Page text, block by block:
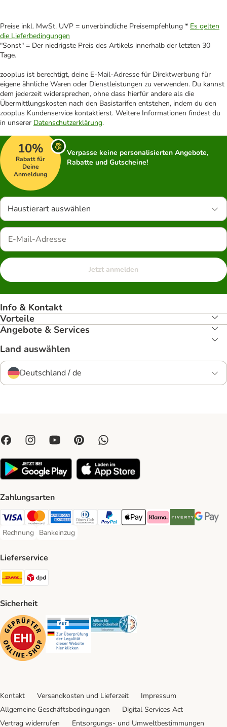
Preise inkl. MwSt. UVP = unverbindliche Preisempfehlung * Es gelten
die Lieferbedingungen
"Sonst" = Der niedrigste Preis des Artikels innerhalb der letzten 30
Tage.
zooplus ist berechtigt, deine E-Mail-Adresse für Direktwerbung für
eigene ähnliche Waren oder Dienstleistungen zu verwenden. Du kannst
dem jederzeit widersprechen, ohne dass hierfür andere als die
Übermittlungskosten nach den Basistarifen entstehen, indem du den
zooplus Kundenservice kontaktierst. Weitere Informationen findest du
in unserer Datenschutzerklärung.
10%
Rabatt für
Deine
Anmeldung
Verpasse keine personalisierten Angebote,
Rabatte und Gutscheine!
Haustierart auswählen
Jetzt anmelden
Info & Kontakt
Vorteile
Angebote & Services
Land auswählen
Deutschland / de
Zahlungsarten
Visa Payment Method
Mastercard Payment Method
American Express Payment Method
Diners Club Payment Method
PayPal Payment Method
Apple Pay Payment Method
Klarna Payment Method
Riverty Payment
Google
Rechnung
Rechnung Payment Method
Bankeinzug
Bankeinzug Payment Method
Lieferservice
DHL Shipping Method
Sicherheit
Security Security Security
Kontakt Versandkosten und Lieferzeit
Impressum
Allgemeine Geschäftsbedingungen
Digital Services Act
Vertrag widerrufen
Entsorgungs- und Umweltbestimmungen